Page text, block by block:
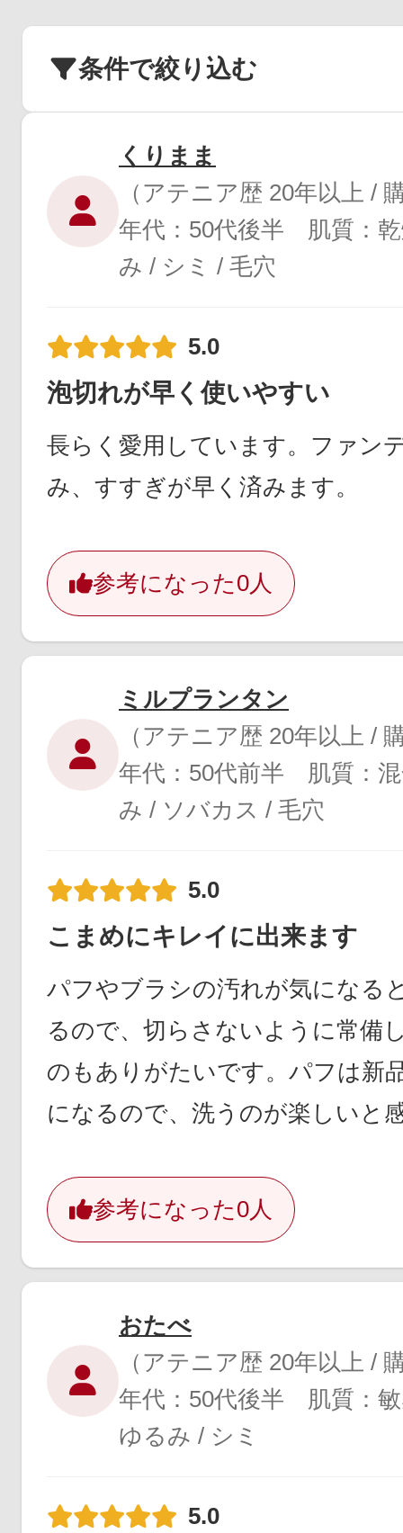
条件で絞り込む
くりまま
（アテニア歴 20年以上 /
年代：50代後半 肌質：
み / シミ / 毛穴
5.0
泡切れが早く使いやすい
長らく愛用しています。ファン
み、すすぎが早く済みます。
参考になった0人
ミルプランタン
（アテニア歴 20年以上 /
年代：50代前半 肌質：
み / ソバカス / 毛穴
5.0
こまめにキレイに出来ます
パフやブラシの汚れが気になる
るので、切らさないように常備
のもありがたいです。パフは新
になるので、洗うのが楽しいと
参考になった0人
おたべ
（アテニア歴 20年以上 /
年代：50代後半 肌質：
ゆるみ / シミ
5.0